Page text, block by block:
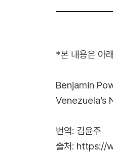
*본 내용은 아
Benjamin
번역: 김윤주
출처: https://